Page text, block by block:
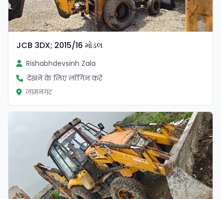
JCB 3DX; 2015/16 મોડલ
Rishabhdevsinh Zala
देखने के लिए लॉगिन करें
जामनगर